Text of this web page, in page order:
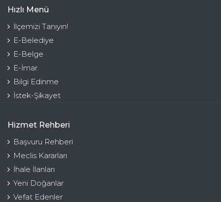
Hızlı Menü
İlçemizi Tanıyın!
E-Belediye
E-Belge
E-İmar
Bilgi Edinme
İstek-Şikayet
Hizmet Rehberi
Başvuru Rehberi
Meclis Kararları
İhale İlanları
Yeni Doğanlar
Vefat Edenler